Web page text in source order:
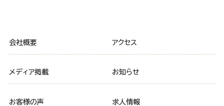
会社概要 アクセス
メディア掲載 お知らせ
お客様の声 求人情報